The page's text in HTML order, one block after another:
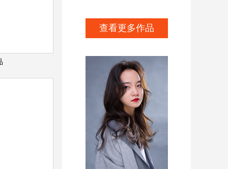
查看更多作品